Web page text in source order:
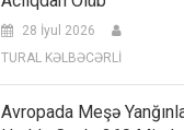
28 İyul 2026
TURAL KƏLBƏCƏRLİ
Avropada Meşə